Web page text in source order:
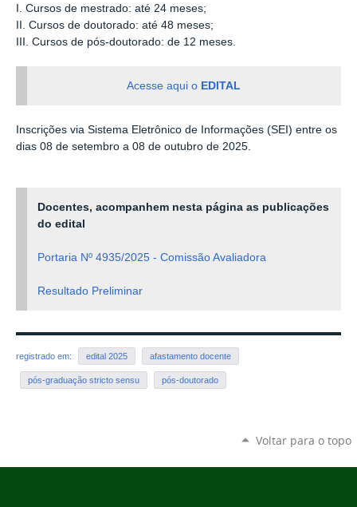
I. Cursos de mestrado: até 24 meses;
II. Cursos de doutorado: até 48 meses;
III. Cursos de pós-doutorado: de 12 meses.
Acesse aqui o EDITAL
Inscrições via Sistema Eletrônico de Informações (SEI) entre os
dias 08 de setembro a 08 de outubro de 2025.
Docentes, acompanhem nesta página as publicações
do edital
Portaria Nº 4935/2025 - Comissão Avaliadora
Resultado Preliminar
registrado em: edital 2025 afastamento docente
pós-graduação stricto sensu pós-doutorado
Voltar para o topo